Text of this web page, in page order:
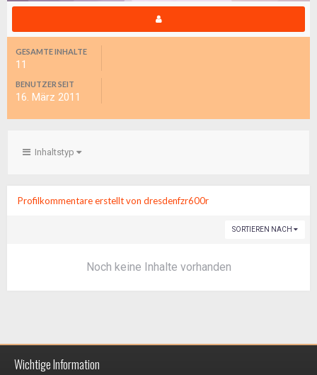
GESAMTE INHALTE
11
BENUTZER SEIT
16. März 2011
Inhaltstyp
Profilkommentare erstellt von dresdenfzr600r
SORTIEREN NACH
Noch keine Inhalte vorhanden
Impressum / Datenschutzerklärung
Wichtige Information